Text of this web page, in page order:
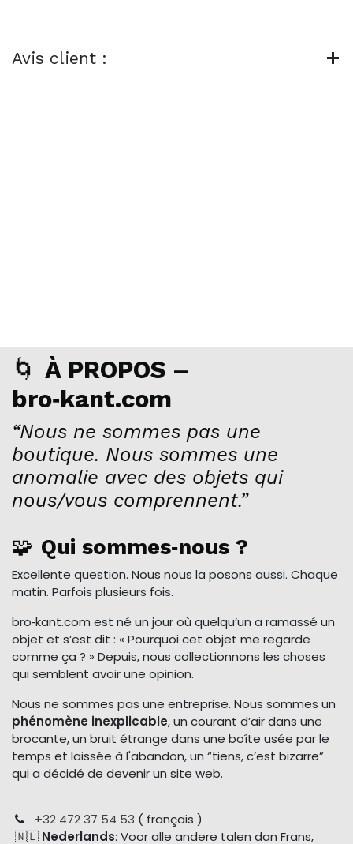
Avis client :
🌀 À PROPOS –
bro‑kant.com
“Nous ne sommes pas une
boutique. Nous sommes une
anomalie avec des objets qui
nous/vous comprennent.”
🧩 Qui sommes‑nous ?
Excellente question. Nous nous la posons aussi. Chaque
matin. Parfois plusieurs fois.
bro‑kant.com est né un jour où quelqu’un a ramassé un
objet et s’est dit : « Pourquoi cet objet me regarde
comme ça ? » Depuis, nous collectionnons les choses
qui semblent avoir une opinion.
Nous ne sommes pas une entreprise. Nous sommes un
phénomène inexplicable, un courant d’air dans une
brocante, un bruit étrange dans une boîte usée par le
temps et laissée à l'abandon, un “tiens, c’est bizarre”
qui a décidé de devenir un site web.
+32 472 37 54 53 ( français )
🇳🇱 Nederlands: Voor alle andere talen dan Frans,